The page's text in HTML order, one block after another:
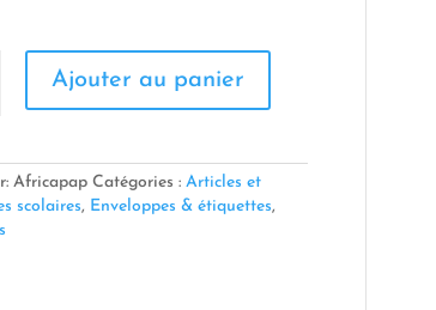
Ajouter au panier
Africapap Catégories : Articles et
scolaires, Enveloppes & étiquettes,